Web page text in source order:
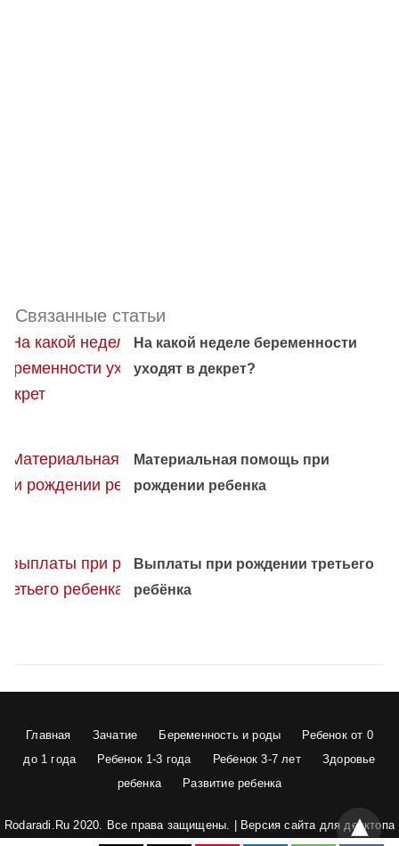
Связанные статьи
На какой неделе беременности
уходят в декрет?
Материальная помощь при
рождении ребенка
Выплаты при рождении третьего
ребёнка
Главная Зачатие Беременность и роды
Ребенок от 0
до 1 года
Ребенок 1-3 года Ребенок 3-7 лет
Здоровье
ребенка
Развитие ребенка
Rodaradi.Ru 2020. Все права защищены. | Версия сайта для десктопа